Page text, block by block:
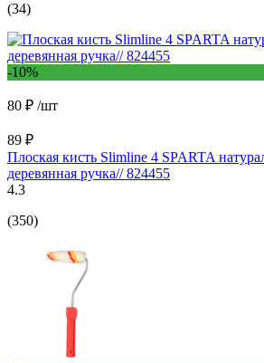
(34)
-10%
80 ₽ /шт
89 ₽
Плоская кисть Slimline 4 SPARTA
деревянная ручка// 824455
4.3
(350)